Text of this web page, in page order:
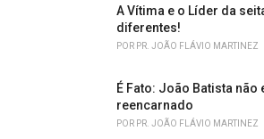
A Vítima e o Líder da
diferentes!
POR PR. JOÃO FLÁVIO MARTINEZ
É Fato: João Batista não
reencarnado
POR PR. JOÃO FLÁVIO MARTINEZ